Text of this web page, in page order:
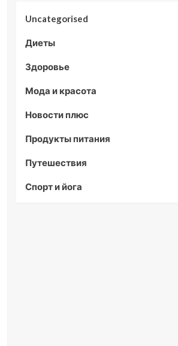
Uncategorised
Диеты
Здоровье
Мода и красота
Новости плюс
Продукты питания
Путешествия
Спорт и йога